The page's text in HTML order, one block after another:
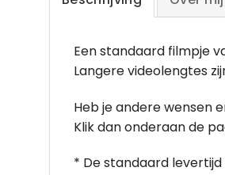
Een standaard filmpje
Langere videolengtes
Heb je andere wensen
Klik dan onderaan de
* De standaard levertijd